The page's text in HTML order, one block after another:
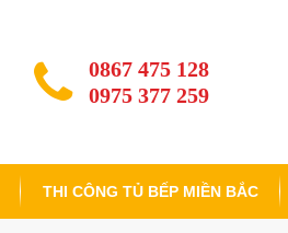
0867 475 128
0975 377 259
THI CÔNG TỦ BẾP MIỀN BẮC